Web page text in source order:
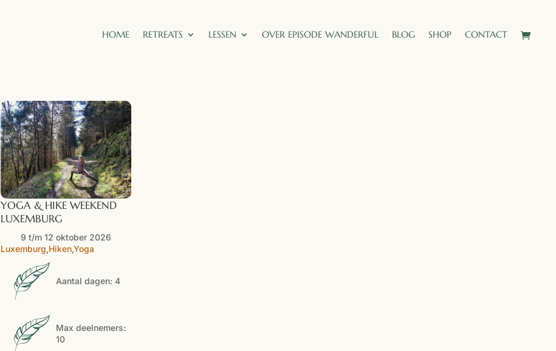
HOME RETREATS LESSEN OVER EPISODE WANDERFUL BLOG SHOP CONTACT
YOGA & HIKE WEEKEND
LUXEMBURG
9 t/m 12 oktober 2026
Luxemburg,Hiken,Yoga
Aantal dagen:4
Max deelnemers:
10